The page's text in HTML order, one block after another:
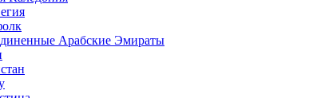
Арабские Эмираты